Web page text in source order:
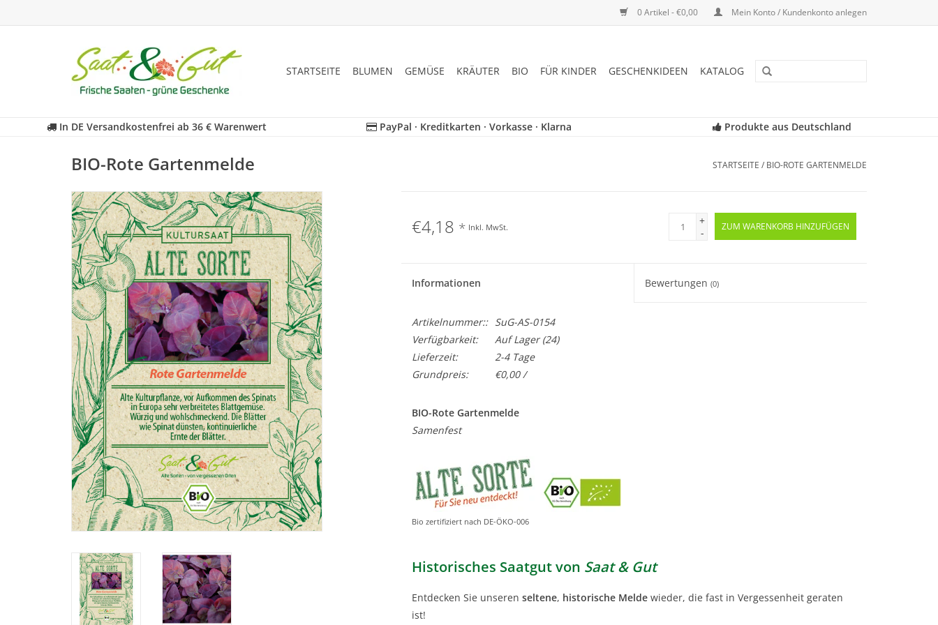
0 Artikel - €0,00 Mein Konto / Kundenkonto anlegen
STARTSEITE BLUMEN GEMÜSE KRÄUTER BIO FÜR KINDER GESCHENKIDEEN KATALOG
In DE Versandkostenfrei ab 36 € Warenwert PayPal · Kreditkarten · Vorkasse · Klarna Produkte aus Deutschland
BIO-Rote Gartenmelde STARTSEITE / BIO-ROTE GARTENMELDE
€4,18 * Inkl. MwSt.
+
-
ZUM WARENKORB HINZUFÜGEN
Informationen Bewertungen(0)
Artikelnummer::
SuG-AS-0154
Verfügbarkeit:
Auf Lager(24)
Lieferzeit:
2-4 Tage
Grundpreis:
€0,00 /
BIO-Rote Gartenmelde
Samenfest
Bio zertifiziert nach DE-ÖKO-006
Historisches Saatgut von Saat & Gut
Entdecken Sie unseren seltene, historische Meldewieder, die fast in Vergessenheit geraten
ist!